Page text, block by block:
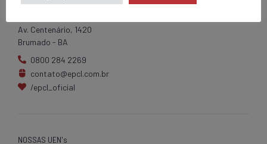
Matriz
Av. Centenário, 1420
Brumado - BA
0800 284 2269
contato@epcl.com.br
/epcl_oficial
NOSSAS UEN's